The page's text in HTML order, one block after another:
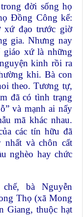
đời sống họ
Đồng Công kể:
xứ đạo trước giờ
gia. Nhưng nay
xứ là những
kinh rồi ra
khi. Bà con
theo. Tương tự,
đã có tình trạng
và mạnh ai nấy
mã khác nhau.
các tín hữu đã
nhất và chôn cất
nghèo hay chức
bà Nguyễn
Thọ (xã Mong
Giang, thuộc hạt